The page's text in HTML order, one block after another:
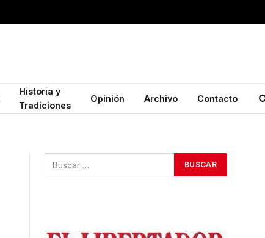
Historia y
Tradiciones
Opinión Archivo Contacto